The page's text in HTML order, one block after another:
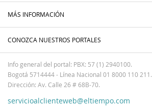
MÁS INFORMACIÓN
CONOZCA NUESTROS PORTALES
Info general del portal: PBX: 57 (1) 2940100.
Bogotá 5714444 - Línea Nacional 01 8000 110 211.
Dirección: Av. Calle 26 # 68B-70.
servicioalclienteweb@eltiempo.com